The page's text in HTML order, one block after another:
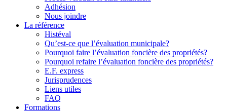
Adhésion
Nous joindre
La référence
Histéval
Qu’est-ce que l’évaluation municipale?
Pourquoi faire l’évaluation foncière des propriétés?
Pourquoi refaire l’évaluation foncière des propriétés?
E.F. express
Jurisprudences
Liens utiles
FAQ
Formations